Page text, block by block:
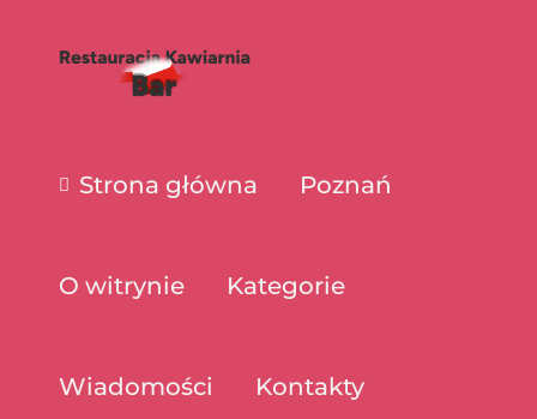
Strona główna Poznań
O witrynie Kategorie
Wiadomości Kontakty